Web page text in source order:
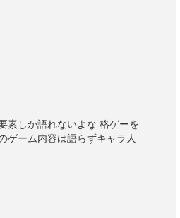
素しか語れないよな 格ゲーを
ゲーム内容は語らずキャラ人